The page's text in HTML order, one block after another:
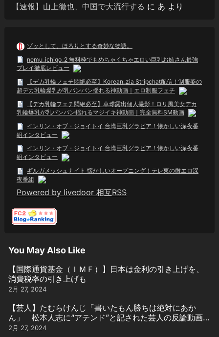
【速報】山上徹也、中国で大流行する に あ より
ゾッとして、ほろりとする奇妙な物語。
nemu_ichigo_2 無料枠でもめちゃくちゃエロい巨乳お姉さん最強
プレイ徹底レビュー
【デカ乳輪フェチ悶絶必至】Korean_zia Stripchat配信！制服姿の
超デカ乳輪爆乳が乳パンパン揺れる神動画｜エロ制服フェチ
【デカ乳輪フェチ悶絶必至】卓球露出個人撮影！ロリ風美女デカ
乳輪爆乳が乳パンパン揺れるマジイキ神動画｜完全無料SM動画
インリン・オブ・ジョイトイ 台湾巨乳グラビア！懐かしい深夜番
組インタビュー
インリン・オブ・ジョイトイ 台湾巨乳グラビア！懐かしい深夜番
組インタビュー
ギルガメッシュナイト 懐かしいオープニング！テレ東の微エロ深
夜番組
Powered by livedoor 相互RSS
You May Also Like
【国際通貨基金（ＩＭＦ）】日本は金利の引き上げを、
消費税率の引き上げも
2月 27, 2024
【芸人】たむらけんじ「書いたもん勝ちは絶対にあか
ん」 松本人志に“アテンド”と記された芸人の反論動画引
用
2月 27, 2024